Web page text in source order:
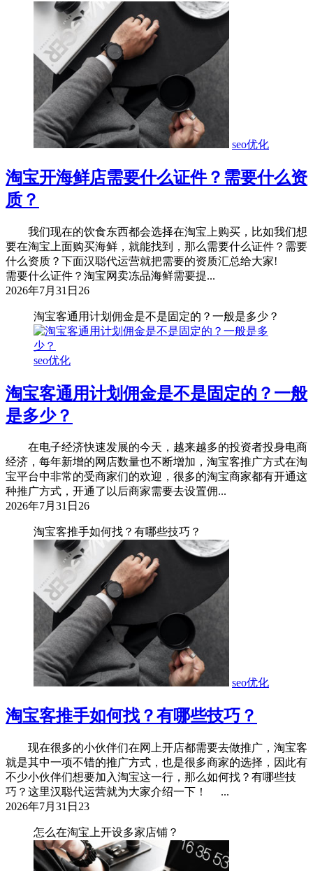
seo优化
淘宝开海鲜店需要什么证件？需要什么资
质？
我们现在的饮食东西都会选择在淘宝上购买，比如我们想
要在淘宝上面购买海鲜，就能找到，那么需要什么证件？需要
什么资质？下面汉聪代运营就把需要的资质汇总给大家!
需要什么证件？淘宝网卖冻品海鲜需要提...
2026年7月31日 26
淘宝客通用计划佣金是不是固定的？一般是多少？
seo优化
淘宝客通用计划佣金是不是固定的？一般
是多少？
在电子经济快速发展的今天，越来越多的投资者投身电商
经济，每年新增的网店数量也不断增加，淘宝客推广方式在淘
宝平台中非常的受商家们的欢迎，很多的淘宝商家都有开通这
种推广方式，开通了以后商家需要去设置佣...
2026年7月31日 26
淘宝客推手如何找？有哪些技巧？
seo优化
淘宝客推手如何找？有哪些技巧？
现在很多的小伙伴们在网上开店都需要去做推广，淘宝客
就是其中一项不错的推广方式，也是很多商家的选择，因此有
不少小伙伴们想要加入淘宝这一行，那么如何找？有哪些技
巧？这里汉聪代运营就为大家介绍一下！ ...
2026年7月31日 23
怎么在淘宝上开设多家店铺？